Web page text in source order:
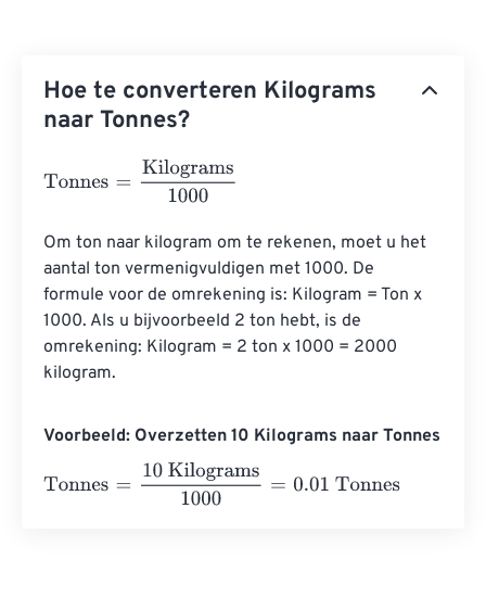
Hoe te converteren Kilograms
naar Tonnes?
Tonnes Kilograms1000
Om ton naar kilogram om te rekenen, moet u het
aantal ton vermenigvuldigen met 1000. De
formule voor de omrekening is: Kilogram = Ton x
1000. Als u bijvoorbeeld 2 ton hebt, is de
omrekening: Kilogram = 2 ton x 1000 = 2000
kilogram.
Voorbeeld: Overzetten 10 Kilograms naar Tonnes
Tonnes
10 Kilograms1000= Tonnes